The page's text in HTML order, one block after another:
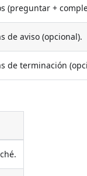
(preguntar +
de aviso (opcional).
de terminación